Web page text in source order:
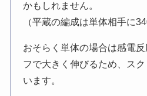
かもしれません。
（平蔵の編成は単体相手に
おそらく単体の場合は感電
フで大きく伸びるため、ス
います。